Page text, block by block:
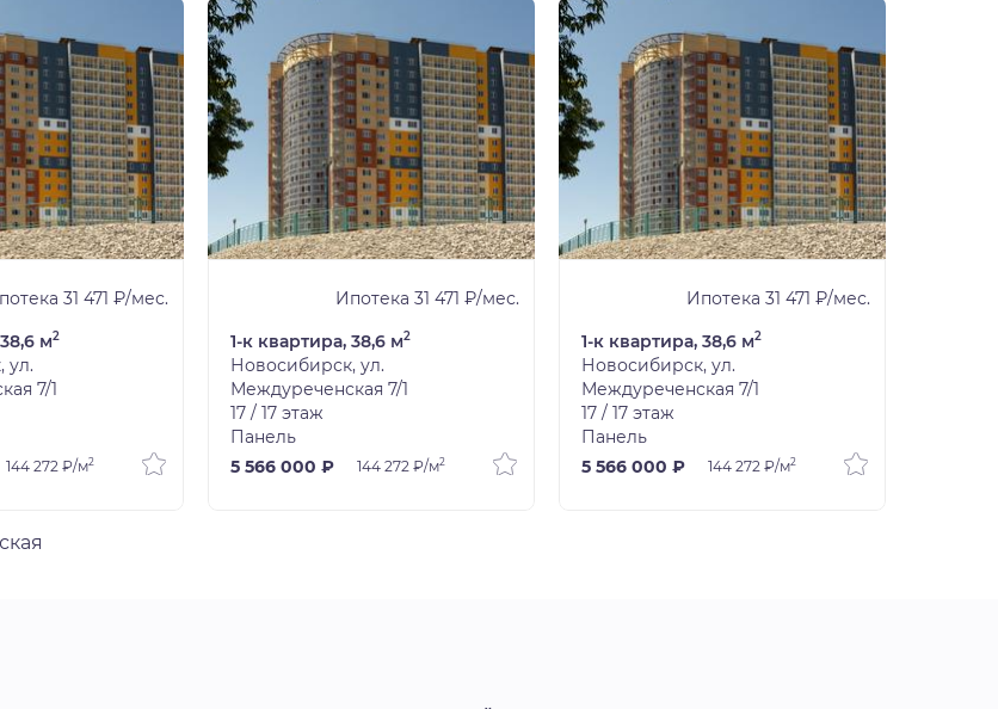
31 471 ₽/мес.
м2
ул.
7/1
144 272 ₽/м2
Ипотека 31 471 ₽/мес.
1-к квартира, 38,6 м2
Новосибирск, ул.
Междуреченская 7/1
17 / 17 этаж
Панель
5 566 000 ₽
144 272 ₽/м2
Ипотека 31 471 ₽/мес.
1-к квартира, 38,6 м2
Новосибирск, ул.
Междуреченская 7/1
17 / 17 этаж
Панель
5 566 000 ₽
144 272 ₽/м2